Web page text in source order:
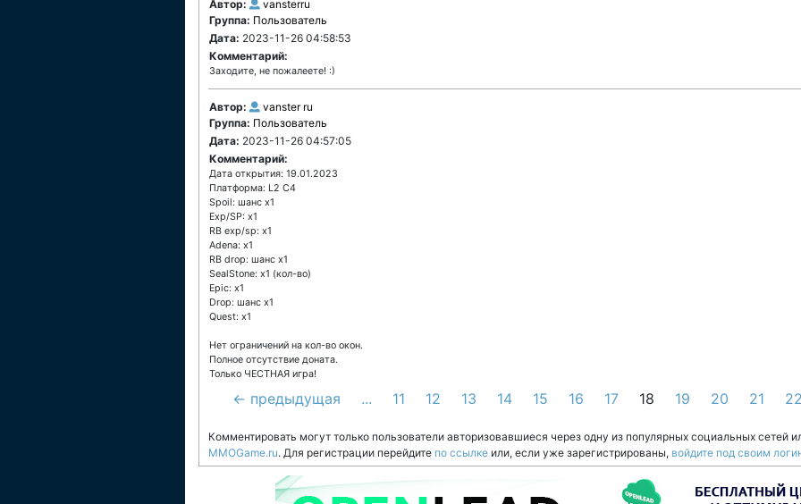
Автор:
vansterru
Группа: Пользователь
Дата: 2023-11-26 04:58:53
Комментарий:
Заходите, не пожалеете! :)
Автор:
vanster ru
Группа: Пользователь
Дата: 2023-11-26 04:57:05
Комментарий:
Дата открытия: 19.01.2023
Платформа: L2 C4
Spoil: шанс х1
Exp/SP: x1
RB exp/sp: x1
Adena: x1
RB drop: шанс х1
SealStone: х1 (кол-во)
Epic: x1
Drop: шанс х1
Quest: x1
Нет ограничений на кол-во окон.
Полное отсутствие доната.
Только ЧЕСТНАЯ игра!
← предыдущая ... 11 12 13 14 15 16 17 18 19 20 21 22
Комментировать могут только пользователи авторизовавшиеся через одну из популярных социальных сетей
MMOGame.ru. Для регистрации перейдите по ссылке или, если уже зарегистрированы, войдите под своим